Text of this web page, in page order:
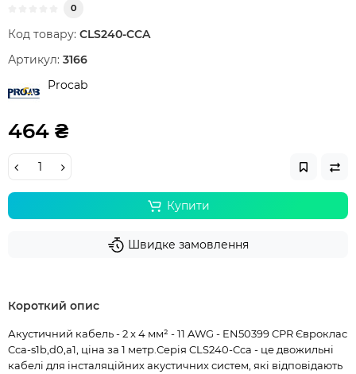
0
Код товару: CLS240-CCA
Артикул: 3166
Procab
464 ₴
Купити
Швидке замовлення
Короткий опис
Акустичний кабель - 2 x 4 мм² - 11 AWG - EN50399 CPR Євроклас
Cca-s1b,d0,a1, ціна за 1 метр.Серія CLS240-Cca - це двожильні
кабелі для інсталяційних акустичних систем, які відповідають